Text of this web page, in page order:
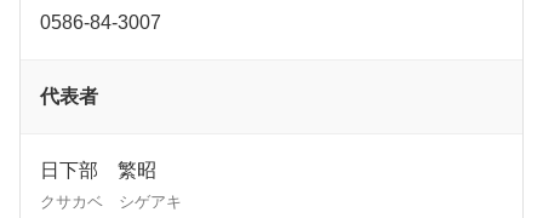
0586-84-3007
代表者
日下部 繁昭
クサカベ シゲアキ